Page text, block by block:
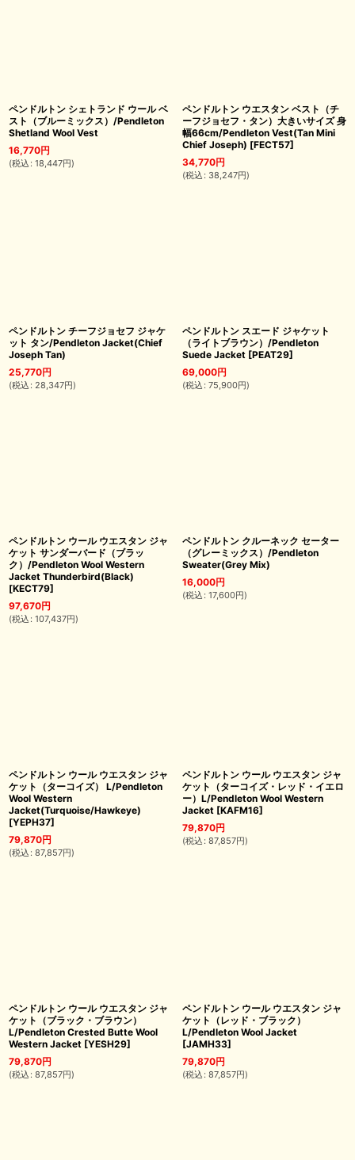
ペンドルトン シェトランド ウール ベ
スト（ブルーミックス）/Pendleton
Shetland Wool Vest
16,770円
(税込 : 18,447円)
ペンドルトン ウエスタン ベスト（チ
ーフジョセフ・タン）大きいサイズ 身
幅66cm/Pendleton Vest(Tan Mini
Chief Joseph) [FECT57]
34,770円
(税込 : 38,247円)
ペンドルトン チーフジョセフ ジャケ
ット タン/Pendleton Jacket(Chief
Joseph Tan)
25,770円
(税込 : 28,347円)
ペンドルトン スエード ジャケット
（ライトブラウン）/Pendleton
Suede Jacket [PEAT29]
69,000円
(税込 : 75,900円)
ペンドルトン ウール ウエスタン ジャ
ケット サンダーバード（ブラッ
ク）/Pendleton Wool Western
Jacket Thunderbird(Black)
[KECT79]
97,670円
(税込 : 107,437円)
ペンドルトン クルーネック セーター
（グレーミックス）/Pendleton
Sweater(Grey Mix)
16,000円
(税込 : 17,600円)
ペンドルトン ウール ウエスタン ジャ
ケット（ターコイズ） L/Pendleton
Wool Western
Jacket(Turquoise/Hawkeye)
[YEPH37]
79,870円
(税込 : 87,857円)
ペンドルトン ウール ウエスタン ジャ
ケット（ターコイズ・レッド・イエロ
ー）L/Pendleton Wool Western
Jacket [KAFM16]
79,870円
(税込 : 87,857円)
ペンドルトン ウール ウエスタン ジャ
ケット（ブラック・ブラウン）
L/Pendleton Crested Butte Wool
Western Jacket [YESH29]
79,870円
(税込 : 87,857円)
ペンドルトン ウール ウエスタン ジャ
ケット（レッド・ブラック）
L/Pendleton Wool Jacket
[JAMH33]
79,870円
(税込 : 87,857円)